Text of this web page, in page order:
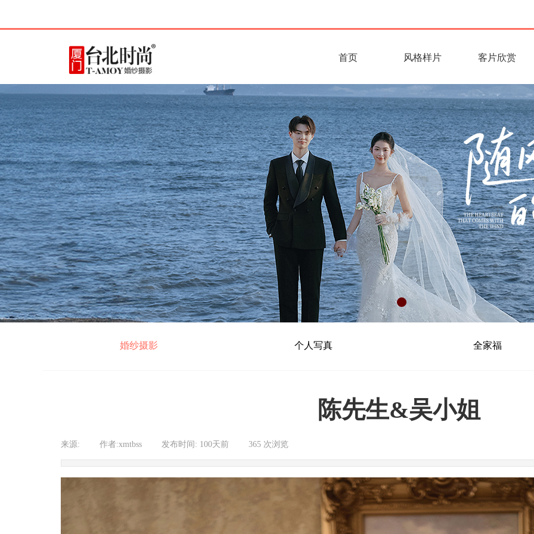
首页 风格样片 客片欣赏
婚纱摄影 个人写真 全家福
陈先生&吴小姐
来源: 作者:xmtbss 发布时间: 100天前 365 次浏览